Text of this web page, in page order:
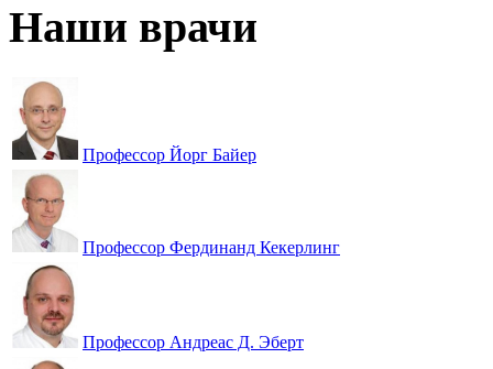
Наши врачи
Профессор Йорг Байер
Профессор Фердинанд Кекерлинг
Профессор Андреас Д. Эберт